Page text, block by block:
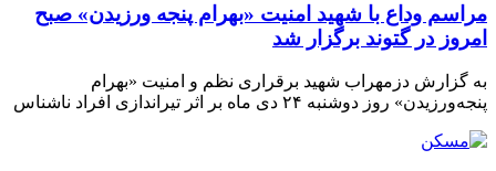
وداع با شهید امنیت «بهرام پنجه ورزیدن» صبح
در گتوند برگزار شد
گزارش دزمهراب شهید برقراری نظم و امنیت «بهرام
روز دوشنبه ۲۴ دی ماه بر اثر تیراندازی افراد ناشناس